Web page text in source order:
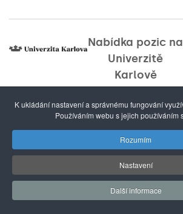
Nabídka pozic na
Univerzitě
Karlově
E-mail: forum@cuni.cz
K ukládání nastavení a správnému fungování
Používáním webu s jejich používáním
Rozumím
Nastavení
Další informace